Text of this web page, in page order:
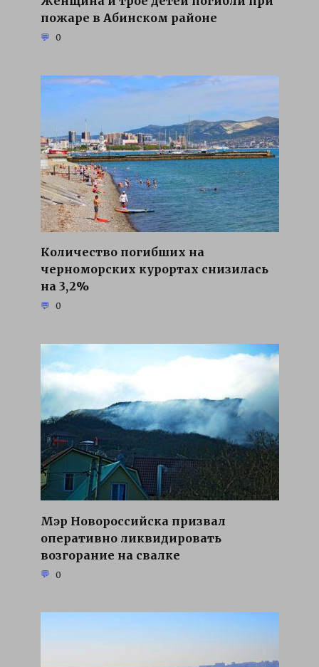
пожаре в Абинском районе
0
Количество погибших на
черноморских курортах снизилась
на 3,2%
0
Мэр Новороссийска призвал
оперативно ликвидировать
возгорание на свалке
0